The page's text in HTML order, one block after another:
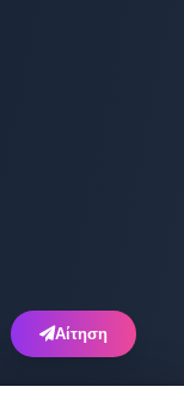
Αίτηση